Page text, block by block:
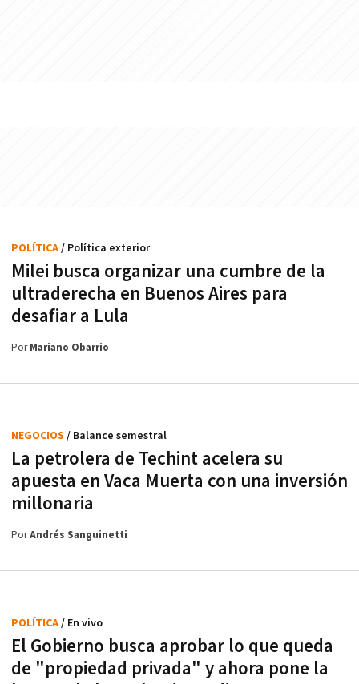
Milei busca organizar una cumbre de la
ultraderecha en Buenos Aires para
desafiar a Lula
POLÍTICA/ Política exterior
PorMariano Obarrio
La petrolera de Techint acelera su
apuesta en Vaca Muerta con una inversión
millonaria
NEGOCIOS / Balance semestral
PorAndrés Sanguinetti
El Gobierno busca aprobar lo que queda
de "propiedad privada" y ahora pone la
POLÍTICA/ En vivo